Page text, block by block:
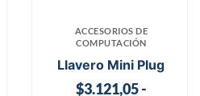
ACCESORIOS DE
COMPUTACIÓN
Llavero Mini Plug
$3.121,05-